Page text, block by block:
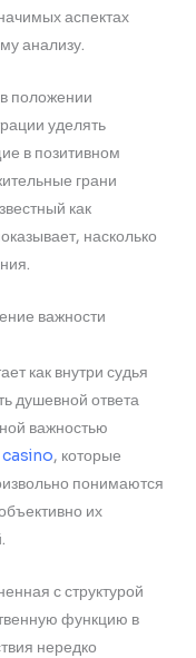
аспектах
анализу.
положении
уделять
в позитивном
грани
как
насколько
важности
как внутри судья
душевной ответа
важностью
, которые
понимаются
их
с структурой
функцию в
нередко